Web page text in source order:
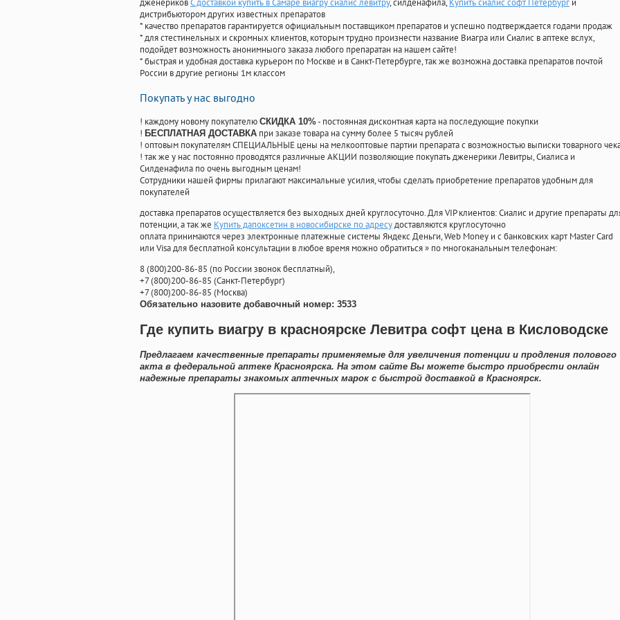
дженериковС доставкой купить в Самаре виагру сиалис левитру, силденафила, Купить сиалис софт Петербург и
дистрибьютором других известных препаратов
* качество препаратов гарантируется официальным поставщиком препаратов и успешно подтверждается годами продаж
* для стестинельных и скромных клиентов, которым трудно произнести название Виагра или Сиалис в аптеке вслух,
подойдет возможность анонимныого заказа любого препаратан на нашем сайте!
* быстрая и удобная доставка курьером по Москве и в Санкт-Петербурге, так же возможна доставка препаратов почтой
России в другие регионы 1м классом
Покупать у нас выгодно
! каждому новому покупателю СКИДКА 10%- постоянная дисконтная карта на последующие покупки
! БЕСПЛАТНАЯ ДОСТАВКА при заказе товара на сумму более 5 тысяч рублей
! оптовым покупателям СПЕЦИАЛЬНЫЕ цены на мелкооптовые партии препарата с возможностью выписки товарного
! так же у нас постоянно проводятся различные АКЦИИ позволяющие покупать дженерики Левитры, Сиалиса и
Силденафила по очень выгодным ценам!
Cотрудники нашей фирмы прилагают максимальные усилия, чтобы сделать приобретение препаратов удобным для
покупателей
доставка препаратов осуществляется без выходных дней круглосуточно. Для VIP клиентов: Сиалис и другие препараты
потенции, а так же Купить дапоксетин в новосибирске по адресудоставляются круглосуточно
оплата принимаются через электронные платежные системы Яндекс Деньги, Web Money и с банковских карт Master Card
или Visa для бесплатной консультации в любое время можно обратиться» по многоканальным телефонам:
8(800)200-86-85 (по России звонок бесплатный),
+7(800)200-86-85 (Санкт-Петербург)
+7(800)200-86-85 (Москва)
Обязательно назовите добавочный номер: 3533
Где купить виагру в красноярске Левитра софт цена в Кисловодске
Предлагаем качественные препараты применяемые для увеличения потенции и продления полового
акта в федеральной аптеке Красноярска. На этом сайте Вы можете быстро приобрести онлайн
надежные препараты знакомых аптечных марок с быстрой доставкой в Красноярск.